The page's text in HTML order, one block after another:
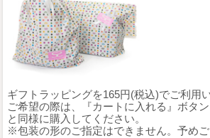
ギフトラッピングを165円(税込)でご利用
ご希望の際は、『カートに入れる』ボタ
と同様に購入してください。
※包装の形のご指定はできません。予めご